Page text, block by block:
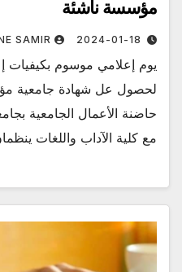
مؤسسة ناشئة
2024-01-18
SAMIR
يوم إعلامي موسوم
لحصول عل شهادة جامعية
حاضنة الأعمال الجامعية
مع كلية الآداب واللغات